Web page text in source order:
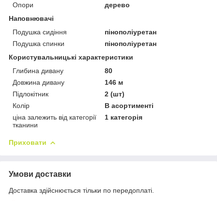
Опори
дерево
Наповнювачі
Подушка сидіння
пінополіуретан
Подушка спинки
пінополіуретан
Користувальницькі характеристики
Глибина дивану
80
Довжина дивану
146 м
Підлокітник
2 (шт)
Колір
В асортименті
ціна залежить від категорії
тканини
1 категорія
Приховати
Умови доставки
Доставка здійснюється тільки по передоплаті.